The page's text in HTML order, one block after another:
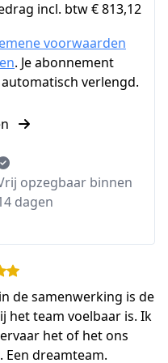
incl. btw € 813,12
voorwaarden
. Je abonnement
verlengd.
opzegbaar binnen
dagen
de samenwerking is de
het team voelbaar is. Ik
het of het ons
Een dreamteam.